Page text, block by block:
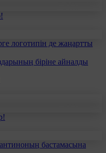
логотипін де жаңартты
біріне айналды
бастамасына